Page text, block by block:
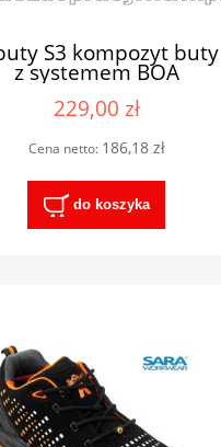
S3 kompozyt
z systemem BOA
229,00 zł
Cena netto: 186,18 zł
do koszyka